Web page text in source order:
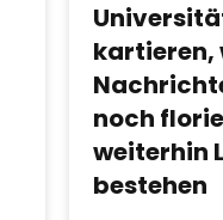
kartieren,
noch
weiterhin
bestehen